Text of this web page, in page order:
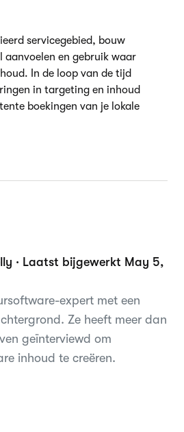
servicegebied, bouw
aanvoelen en gebruik waar
In de loop van de tijd
in targeting en inhoud
boekingen van je lokale
· Laatst bijgewerkt May 5,
expert met een
Ze heeft meer dan
geïnterviewd om
inhoud te creëren.